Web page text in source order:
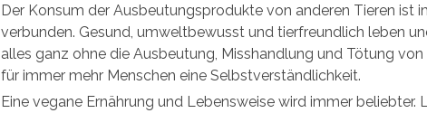
Der Konsum der Ausbeutungsprodukte von anderen Tieren ist
verbunden. Gesund, umweltbewusst und tierfreundlich leben
alles ganz ohne die Ausbeutung, Misshandlung und Tötung
für immer mehr Menschen eine Selbstverständlichkeit.
Eine vegane Ernährung und Lebensweise wird immer beliebter.